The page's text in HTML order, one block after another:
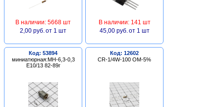
В наличии: 5668 шт
2,00 руб. от 1 шт
В наличии: 141 шт
45,00 руб. от 1 шт
Код: 53894
миниатюрная:МН-6,3-0,3
Е10/13 82-89г
Код: 12602
CR-1/4W-100 ОМ-5%